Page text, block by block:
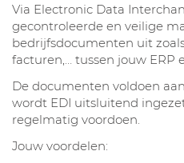
Via Electronic Data
gecontroleerde en veilige
bedrijfsdocumenten uit
facturen,… tussen jouw ERP
De documenten voldoen
wordt EDI uitsluitend
regelmatig voordoen.
Jouw voordelen: